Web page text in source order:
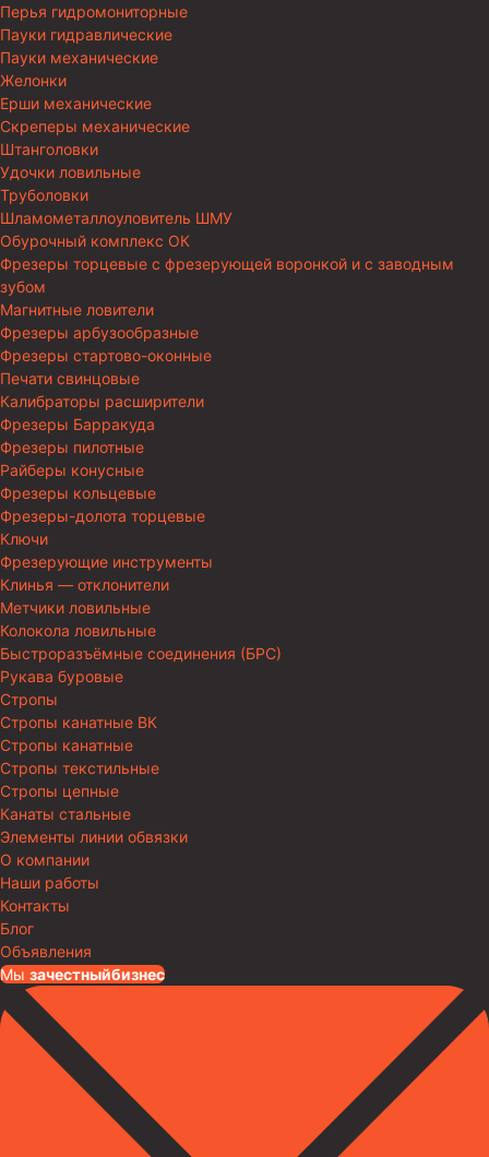
Перья гидромониторные
Пауки гидравлические
Пауки механические
Желонки
Ерши механические
Скреперы механические
Штанголовки
Удочки ловильные
Труболовки
Шламометаллоуловитель ШМУ
Обурочный комплекс ОК
Фрезеры торцевые с фрезерующей воронкой и с заводным
зубом
Магнитные ловители
Фрезеры арбузообразные
Фрезеры стартово-оконные
Печати свинцовые
Калибраторы расширители
Фрезеры Барракуда
Фрезеры пилотные
Райберы конусные
Фрезеры кольцевые
Фрезеры-долота торцевые
Ключи
Фрезерующие инструменты
Клинья — отклонители
Метчики ловильные
Колокола ловильные
Быстроразъёмные соединения (БРС)
Рукава буровые
Стропы
Стропы канатные ВК
Стропы канатные
Стропы текстильные
Стропы цепные
Канаты стальные
Элементы линии обвязки
О компании
Наши работы
Контакты
Блог
Объявления
Мы зачестныйбизнес